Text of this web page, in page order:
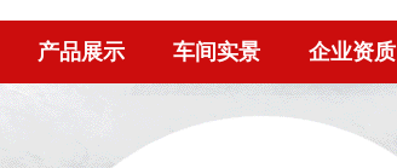
产品展示 车间实景 企业资质